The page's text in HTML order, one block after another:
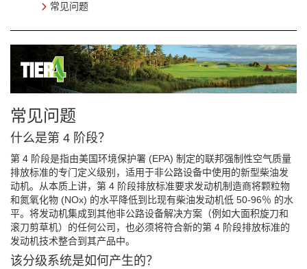
常见问题
常见问题
什么是第 4 阶段？
第 4 阶段是指由美国环境保护署 (EPA) 制定的联邦强制性空气质量
排放标准的专门定义级别，适用于非公路设备中使用的新型柴油发
动机。从本质上讲，第 4 阶段排放标准要求发动机制造商将颗粒物
和氮氧化物 (NOx) 的水平降低到比现有柴油发动机低 50-96％ 的水
平。将发动机集成到其他非公路设备解决方案（例如大面积旋刀和
滚刀剪草机）的任何公司，也必须将符合新的第 4 阶段排放标准的
发动机技术整合到其产品中。
该分级系统是如何产生的？